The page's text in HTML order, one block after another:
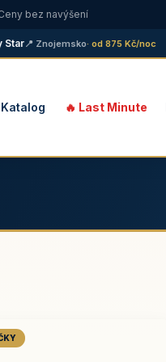
bez navýšení
📍 Znojemsko· od 875 Kč/noc
Katalog 🔥 Last Minute